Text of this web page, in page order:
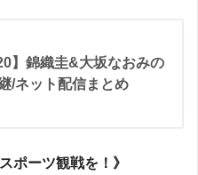
】錦織圭&大坂なおみの
/ネット配信まとめ
ポーツ観戦を！》